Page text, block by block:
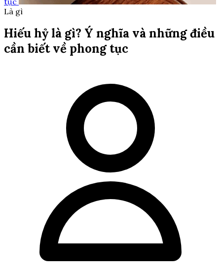
Là gì
Hiếu hỷ là gì? Ý nghĩa và những điều
cần biết về phong tục